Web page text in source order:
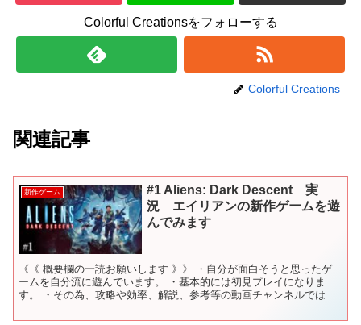
Colorful Creationsをフォローする
Colorful Creations
関連記事
新作ゲーム
#1 Aliens: Dark Descent 実
況 エイリアンの新作ゲームを遊
んでみます
《《 概要欄の一読お願いします 》》 ・自分が面白そうと思ったゲ
ームを自分流に遊んでいます。 ・基本的には初見プレイになりま
す。 ・その為、攻略や効率、解説、参考等の動画チャンネルではあ